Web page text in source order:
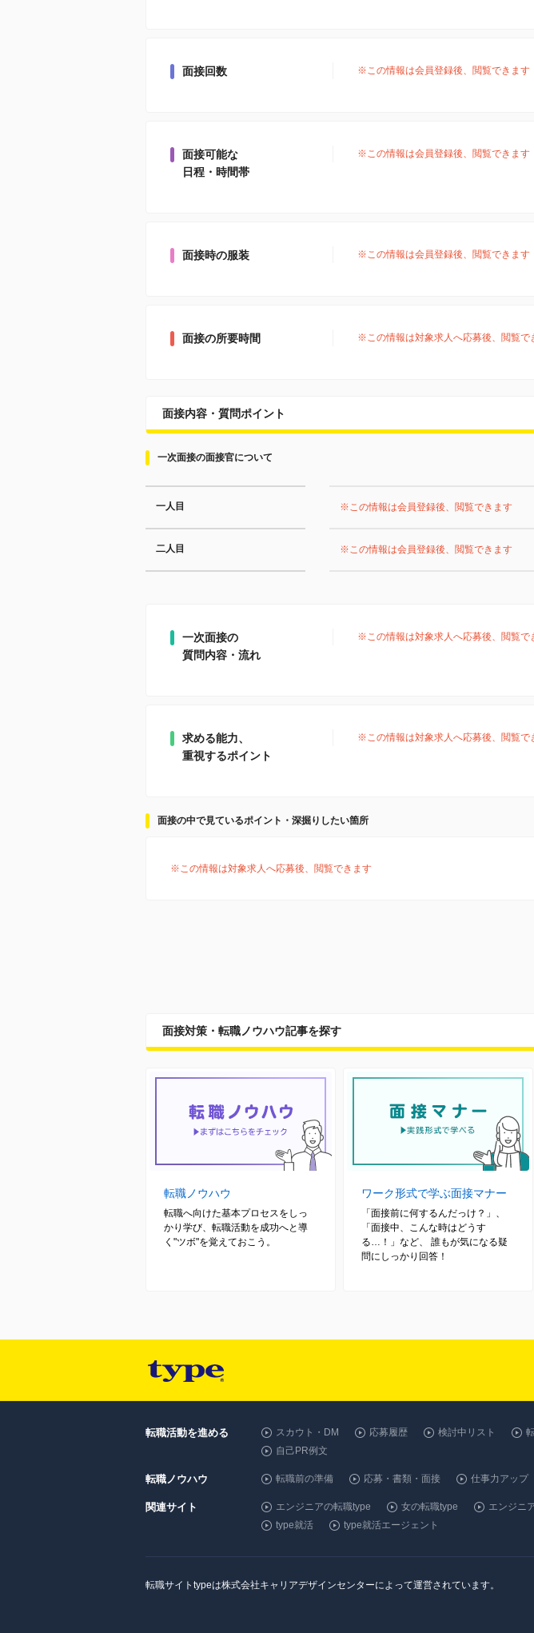
面接回数 ※この情報は会員登録後、閲覧できます
面接可能な
日程・時間帯
※この情報は会員登録後、閲覧できます
面接時の服装 ※この情報は会員登録後、閲覧できます
面接の所要時間 ※この情報は対象求人へ応募後、閲覧で
面接内容・質問ポイント
一次面接の面接官について
一人目 ※この情報は会員登録後、閲覧できます
二人目 ※この情報は会員登録後、閲覧できます
一次面接の
質問内容・流れ
※この情報は対象求人へ応募後、閲覧で
求める能力、
重視するポイント
※この情報は対象求人へ応募後、閲覧で
面接の中で見ているポイント・深掘りしたい箇所
※この情報は対象求人へ応募後、閲覧できます
面接対策・転職ノウハウ記事を探す
転職ノウハウ
転職へ向けた基本プロセスをしっ
かり学び、転職活動を成功へと導
く"ツボ"を覚えておこう。
ワーク形式で学ぶ面接マナー
「面接前に何するんだっけ？」、
「面接中、こんな時はどうす
る…！」など、 誰もが気になる疑
問にしっかり回答！
転職活動を進める スカウト・DM 応募履歴 検討中リスト
自己PR例文
転職ノウハウ 転職前の準備 応募・書類・面接 仕事力アップ
関連サイト エンジニアの転職type 女の転職type エンジニ
type就活
type就活エージェント
転職サイトtypeは株式会社キャリアデザインセンターによって運営されています。